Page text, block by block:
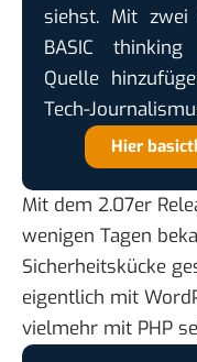
siehst. Mit
BASIC
Quelle
Tech-
Hier
Mit dem 2.07er
wenigen Tagen
Sicherheitskücke
eigentlich mit
vielmehr mit PHP